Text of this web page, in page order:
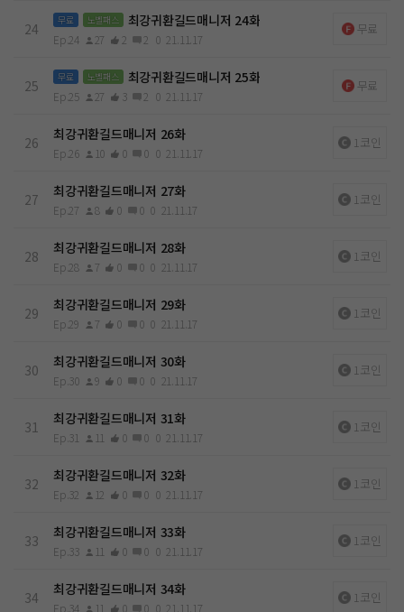
24
무료 노벨패스 최강귀환길드매니저 24화
Ep.24 27 2 2 0 21.11.17
무료
25
무료 노벨패스 최강귀환길드매니저 25화
Ep.25 27 3 2 0 21.11.17
무료
26 최강귀환길드매니저 26화
Ep.26 10 0 0 0 21.11.17
1코인
27 최강귀환길드매니저 27화
Ep.27 8 0 0 0 21.11.17
1코인
28 최강귀환길드매니저 28화
Ep.28 7 0 0 0 21.11.17
1코인
29 최강귀환길드매니저 29화
Ep.29 7 0 0 0 21.11.17
1코인
30 최강귀환길드매니저 30화
Ep.30 9 0 0 0 21.11.17
1코인
31 최강귀환길드매니저 31화
Ep.31 11 0 0 0 21.11.17
1코인
32 최강귀환길드매니저 32화
Ep.32 12 0 0 0 21.11.17
1코인
33 최강귀환길드매니저 33화
Ep.33 11 0 0 0 21.11.17
1코인
34 최강귀환길드매니저 34화
Ep.34 11 0 0 0 21.11.17
1코인